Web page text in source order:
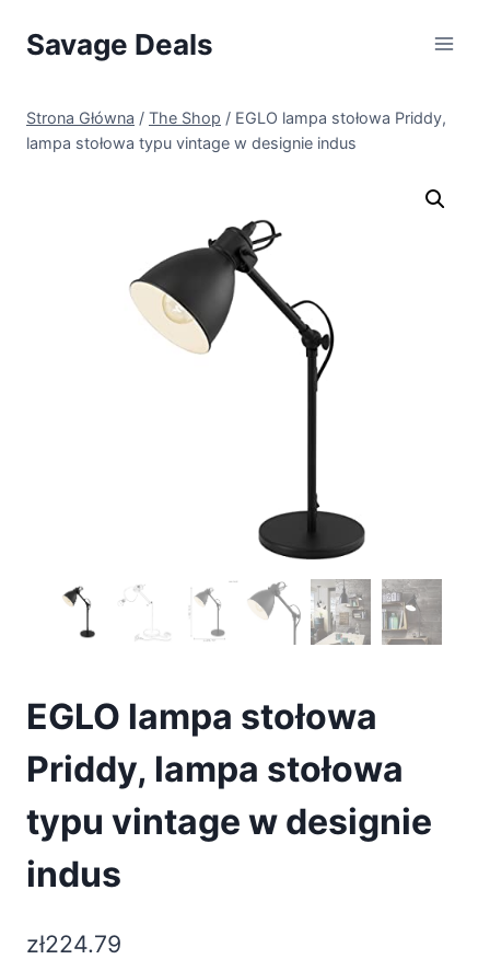
Savage Deals
Strona Główna / The Shop / EGLO lampa stołowa Priddy,
lampa stołowa typu vintage w designie indus
EGLO lampa stołowa
Priddy, lampa stołowa
typu vintage w designie
indus
zł224.79